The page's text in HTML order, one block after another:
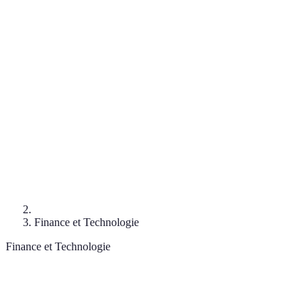
Finance et Technologie
Finance et Technologie